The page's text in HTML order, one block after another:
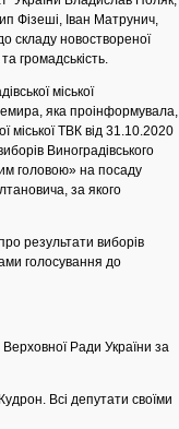
Фізеші, Іван Матрунич,
складу новоствореної
громадськість.
міської
яка проінформувала,
міської ТВК від 31.10.2020
Виноградівського
головою» на посаду
за якого
результати виборів
голосування до
Ради України за
Всі депутати своїми